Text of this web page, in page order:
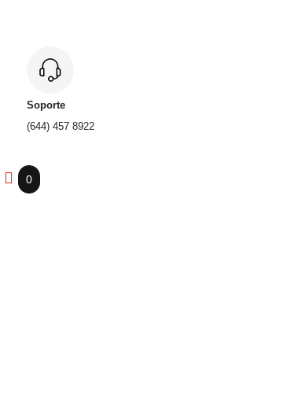
Soporte
(644) 457 8922
0